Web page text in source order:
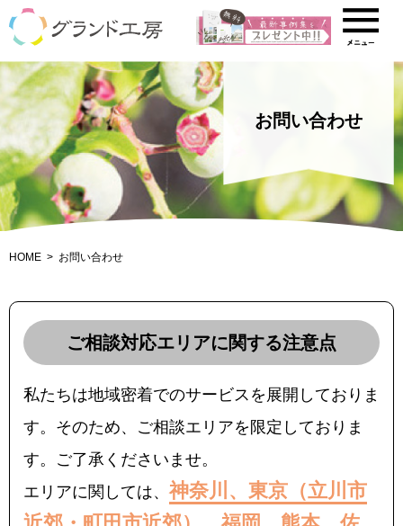
お問い合わせ
HOME お問い合わせ
ご相談対応エリアに関する注意点
私たちは地域密着でのサービスを展開しておりま
す。そのため、ご相談エリアを限定しておりま
す。ご了承くださいませ。
エリアに関しては、 神奈川、東京（立川市